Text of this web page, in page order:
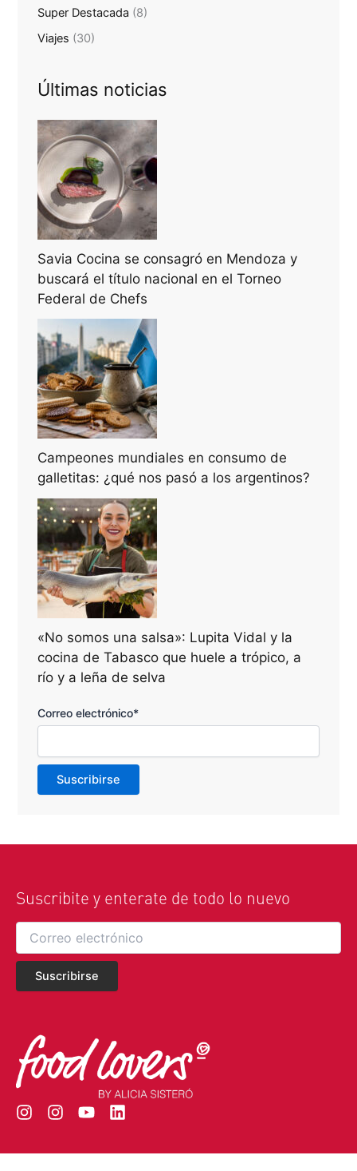
Super Destacada (8)
Viajes (30)
Últimas noticias
Savia Cocina se consagró en Mendoza y
buscará el título nacional en el Torneo
Federal de Chefs
Campeones mundiales en consumo de
galletitas: ¿qué nos pasó a los argentinos?
«No somos una salsa»: Lupita Vidal y la
cocina de Tabasco que huele a trópico, a
río y a leña de selva
Correo electrónico*
I
I
Y
L
Suscribite y enterate de todo lo nuevo